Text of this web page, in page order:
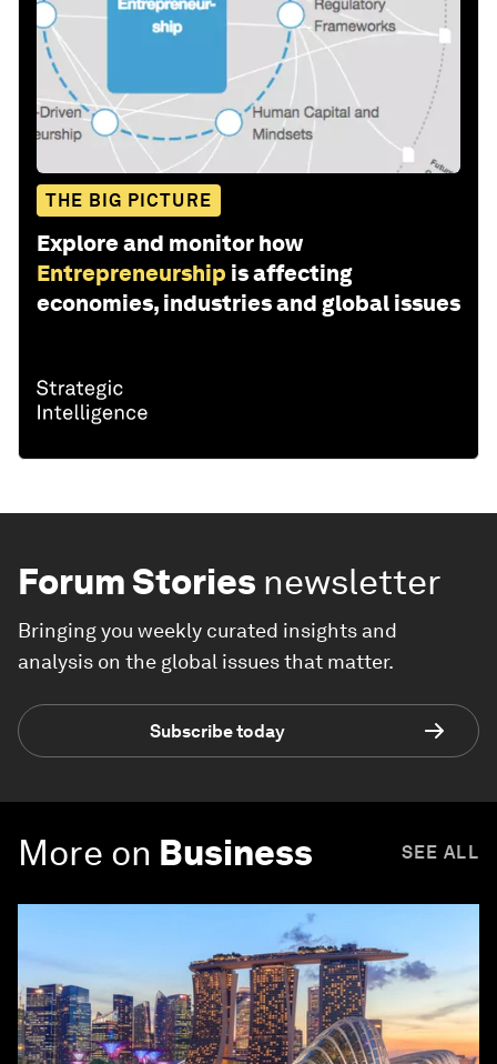
THE BIG PICTURE
Explore and monitor how
Entrepreneurship is affecting
economies, industries and global issues
Forum Stories newsletter
Bringing you weekly curated insights and
analysis on the global issues that matter.
Subscribe today
More on Business SEE ALL